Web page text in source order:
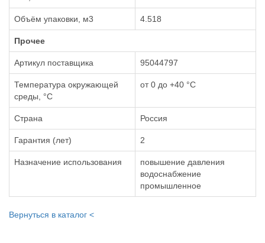
Объём упаковки, м3 4.518
Прочее
Артикул поставщика 95044797
Температура окружающей
среды, °С
от 0 до +40 °С
Страна Россия
Гарантия (лет) 2
Назначение использования
повышение давления
водоснабжение
промышленное
Вернуться в каталог <